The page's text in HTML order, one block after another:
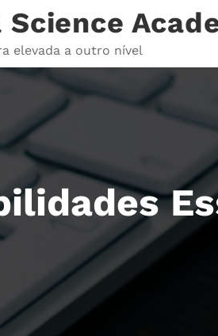
Science
elevada a outro nível